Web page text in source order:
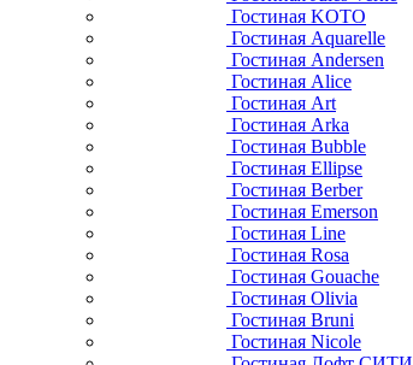
Гостиная KOTO
Гостиная Aquarelle
Гостиная Andersen
Гостиная Alice
Гостиная Art
Гостиная Arka
Гостиная Bubble
Гостиная Ellipse
Гостиная Berber
Гостиная Emerson
Гостиная Line
Гостиная Rosa
Гостиная Gouache
Гостиная Olivia
Гостиная Bruni
Гостиная Nicole